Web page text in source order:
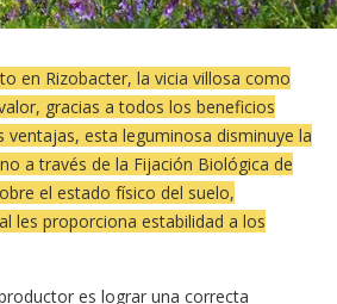
en Rizobacter, la vicia villosa como
gracias a todos los beneficios
esta leguminosa disminuye la
a través de la Fijación Biológica de
el estado físico del suelo,
les proporciona estabilidad a los
es lograr una correcta